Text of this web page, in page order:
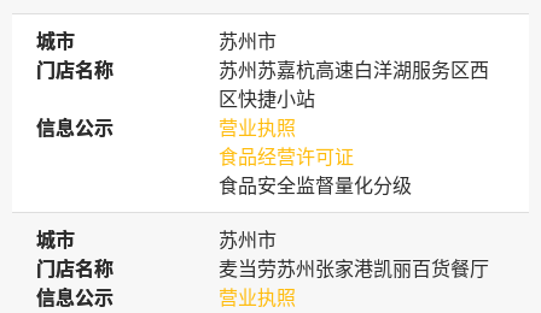
城市
城市
苏州市
门店名称
门店名称
苏州苏嘉杭高速白洋湖服务区西
区快捷小站
信息公示
信息公示
营业执照
食品经营许可证
食品安全监督量化分级
城市
城市
苏州市
门店名称
门店名称
麦当劳苏州张家港凯丽百货餐厅
信息公示
信息公示
营业执照